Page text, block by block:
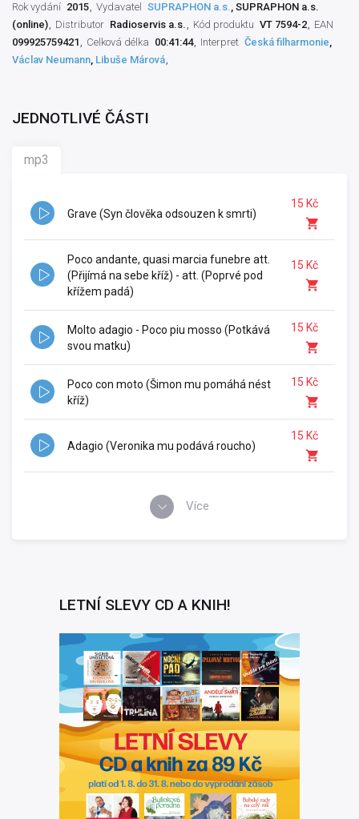
Rok vydání 2015 Vydavatel SUPRAPHON a.s., SUPRAPHON a.s.
(online)
Distributor Radioservis a.s. Kód produktu VT 7594-2
EAN
099925759421
Celková délka 00:41:44 Interpret Česká filharmonie,
Václav Neumann, Libuše Márová
JEDNOTLIVÉ ČÁSTI
mp3
Grave (Syn člověka odsouzen k smrti)
15 Kč
Poco andante, quasi marcia funebre att.
(Přijímá na sebe kříž) - att. (Poprvé pod
křížem padá)
15 Kč
Molto adagio - Poco piu mosso (Potkává
svou matku)
15 Kč
Poco con moto (Šimon mu pomáhá nést
kříž)
15 Kč
Adagio (Veronika mu podává roucho)
15 Kč
Více
LETNÍ SLEVY CD A KNIH!